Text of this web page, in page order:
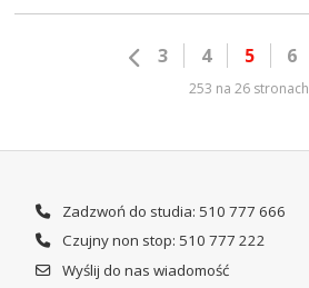
3 4 5 6
253 na 26 stronach
Zadzwoń do studia: 510 777 666
Czujny non stop: 510 777 222
Wyślij do nas wiadomość